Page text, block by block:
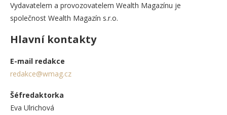
Vydavatelem a provozovatelem Wealth Magazínu je
společnost Wealth Magazín s.r.o.
Hlavní kontakty
E-mail redakce
redakce@wmag.cz
Šéfredaktorka
Eva Ulrichová